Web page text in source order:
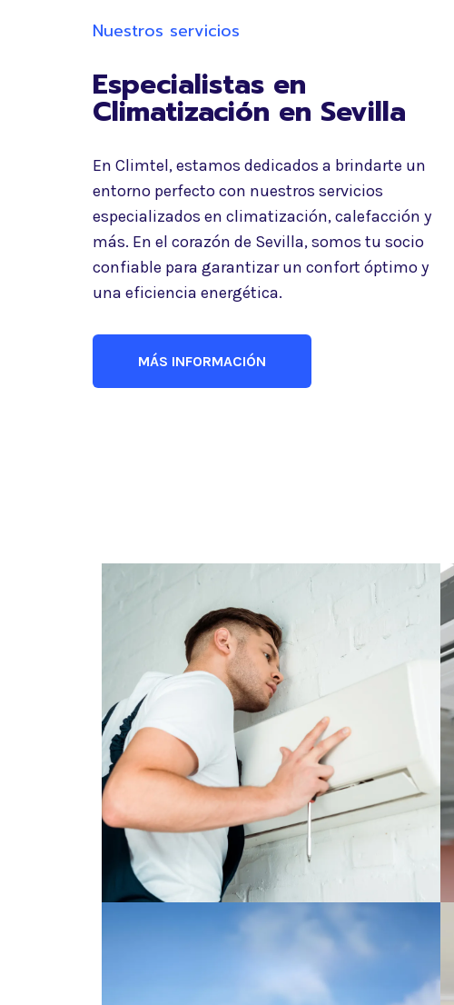
Nuestros servicios
Especialistas en
Climatización en Sevilla
En Climtel, estamos dedicados a brindarte un
entorno perfecto con nuestros servicios
especializados en climatización, calefacción y
más. En el corazón de Sevilla, somos tu socio
confiable para garantizar un confort óptimo y
una eficiencia energética.
MÁS INFORMACIÓN